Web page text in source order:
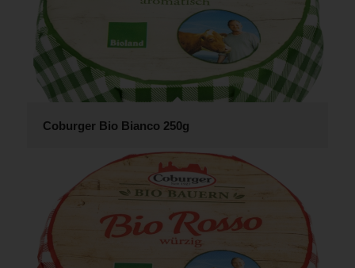
Coburger Bio Bianco 250g